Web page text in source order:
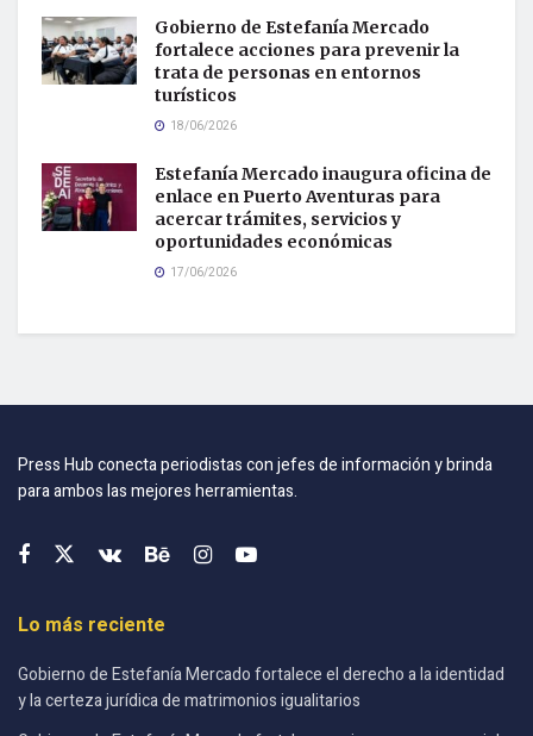
Gobierno de Estefanía Mercado
fortalece acciones para prevenir la
trata de personas en entornos
turísticos
18/06/2026
Estefanía Mercado inaugura oficina de
enlace en Puerto Aventuras para
acercar trámites, servicios y
oportunidades económicas
17/06/2026
Press Hub conecta periodistas con jefes de información y brinda
para ambos las mejores herramientas.
Lo más reciente
Gobierno de Estefanía Mercado fortalece el derecho a la identidad
y la certeza jurídica de matrimonios igualitarios